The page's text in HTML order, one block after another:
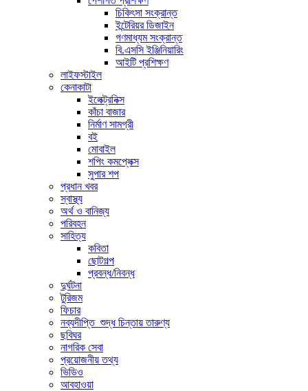
চিকিৎসা সংক্রান্ত
ইন্টেরিয়র ডিজাইন
গণমাধ্যম সংক্রান্ত
বি.এসসি ইঞ্জিনিয়ারিং
আইটি প্রশিক্ষণ
লাইফস্টাইল
কেনাকাটা
ইলেক্ট্রনিক্স
কাঁচা বাজার
নির্মাণ সামগ্রী
বই
মোবাইল
শপিং কমপ্লেক্স
সুপার শপ
প্রধান খবর
স্বাস্থ্য
অর্থ ও বানিজ্য
পরিবহন
সাহিত্য
কবিতা
ছোটগল্প
প্রবন্ধ/নিবন্ধ
দুর্ঘটনা
টুরিজম
ফিচার
নব্যদীপ্তি_শুদ্ধ চিন্তায় তারুণ্য
ছবিঘর
নাগরিক সেবা
প্রয়োজনীয় তথ্য
ভিডিও
আবহাওয়া